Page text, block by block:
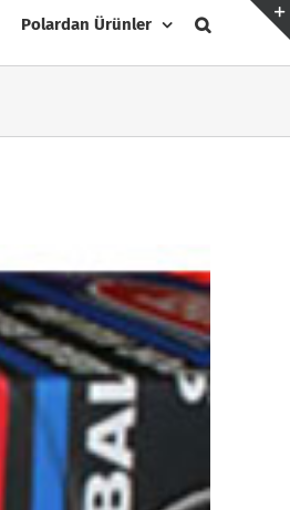
Polardan Ürünler